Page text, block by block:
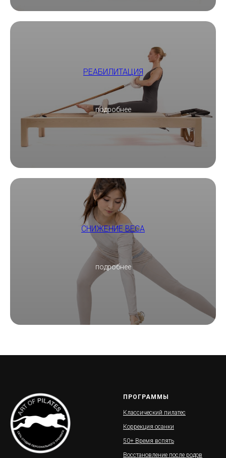
РЕАБИЛИТАЦИЯ
подробнее
СНИЖЕНИЕ ВЕСА
подробнее
ПРОГРАММЫ
Классический пилатес
Коррекция осанки
50+ Время вспять
Восстановление после родов